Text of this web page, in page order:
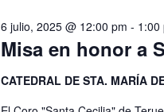
Misa en honor a
6 julio, 2025 @ 12:00 pm - 1:00
CATEDRAL DE STA. MARÍA